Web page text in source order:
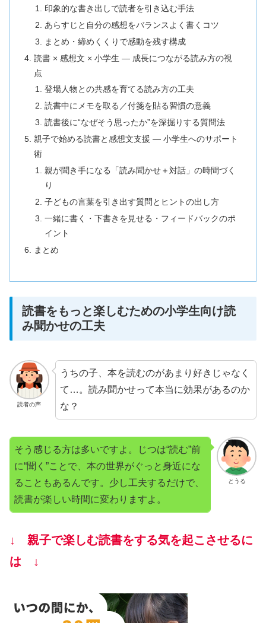
印象的な書き出しで読者を引き込む手法
あらすじと自分の感想をバランスよく書くコツ
まとめ・締めくくりで感動を残す構成
読書 × 感想文 × 小学生 — 成長につながる読み方の視
点
登場人物との共感を育てる読み方の工夫
読書中にメモを取る／付箋を貼る習慣の意義
読書後に“なぜそう思ったか”を深掘りする質問法
親子で始める読書と感想文支援 — 小学生へのサポート
術
親が聞き手になる「読み聞かせ＋対話」の時間づく
り
子どもの言葉を引き出す質問とヒントの出し方
一緒に書く・下書きを見せる・フィードバックのポ
イント
まとめ
読書をもっと楽しむための小学生向け読
み聞かせの工夫
読者の声
うちの子、本を読むのがあまり好きじゃなく
て…。読み聞かせって本当に効果があるのか
な？
とうる
そう感じる方は多いですよ。じつは“読む”前
に“聞く”ことで、本の世界がぐっと身近にな
ることもあるんです。少し工夫するだけで、
読書が楽しい時間に変わりますよ。
↓ 親子で楽しむ読書をする気を起こさせるに
は ↓